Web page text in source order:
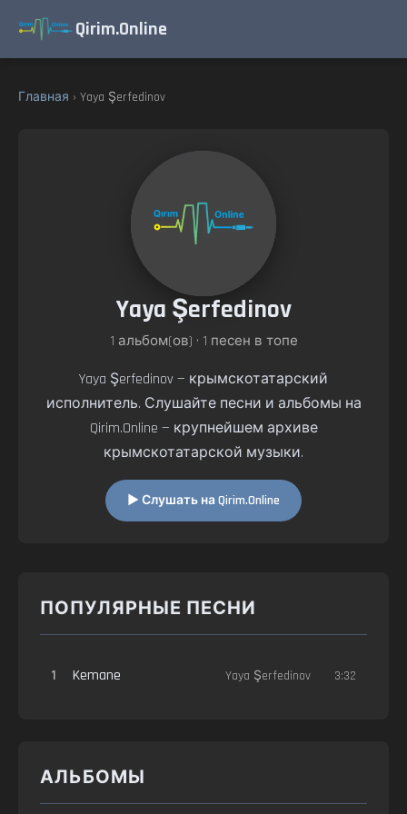
Qirim.Online
Главная › Yaya Şerfedinov
Yaya Şerfedinov
1 альбом(ов) • 1 песен в топе
Yaya Şerfedinov — крымскотатарский
исполнитель. Слушайте песни и альбомы на
Qirim.Online — крупнейшем архиве
крымскотатарской музыки.
▶ Слушать на Qirim.Online
ПОПУЛЯРНЫЕ ПЕСНИ
1 Kemane Yaya Şerfedinov 3:32
АЛЬБОМЫ